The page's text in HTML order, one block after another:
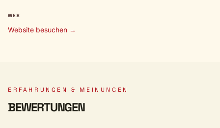
WEB
Website besuchen →
ERFAHRUNGEN & MEINUNGEN
BEWERTUNGEN